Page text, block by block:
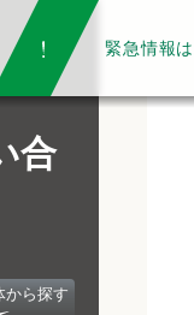
緊急情報は
合
から探す